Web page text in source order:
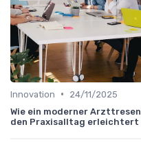
Innovation •
24/11/2025
Wie ein moderner Arzttresen
den Praxisalltag erleichtert